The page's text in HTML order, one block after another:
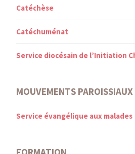
Catéchèse
Catéchuménat
Service diocésain de l’Initiation
MOUVEMENTS PAROISSIAUX
Service évangélique aux malades